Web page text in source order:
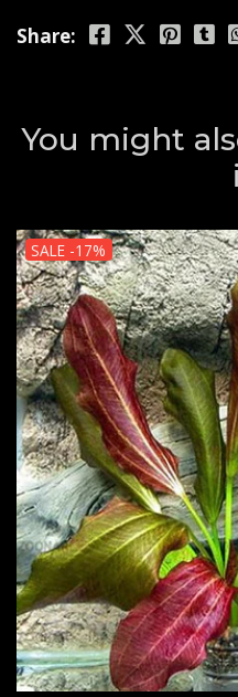
Share:
You might
SALE -17%